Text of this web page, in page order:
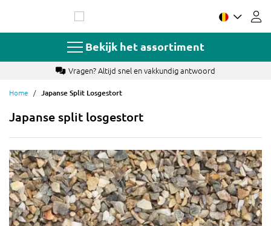
de
Bekijk het assortiment
Vragen? Altijd snel en vakkundig antwoord
Home Japanse Split Losgestort
Japanse split losgestort